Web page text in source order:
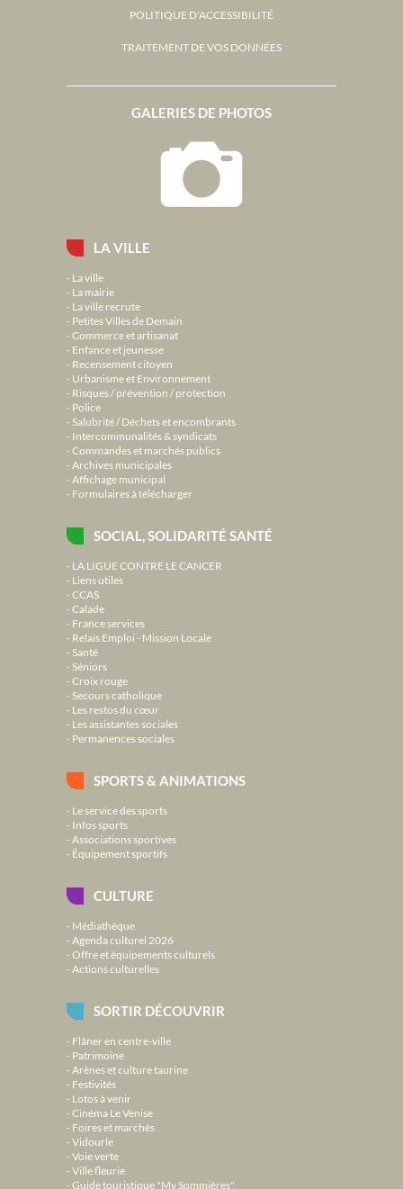
LA VILLE
La ville
La mairie
La ville recrute
Petites Villes de Demain
Commerce et artisanat
Enfance et jeunesse
Recensement citoyen
Urbanisme et Environnement
Risques / prévention / protection
Police
Salubrité / Déchets et encombrants
Intercommunalités & syndicats
Commandes et marchés publics
Archives municipales
Affichage municipal
Formulaires à télécharger
SOCIAL, SOLIDARITÉ SANTÉ
LA LIGUE CONTRE LE CANCER
Liens utiles
CCAS
Calade
France services
Relais Emploi - Mission Locale
Santé
Séniors
Croix rouge
Secours catholique
Les restos du cœur
Les assistantes sociales
Permanences sociales
SPORTS & ANIMATIONS
Le service des sports
Infos sports
Associations sportives
Équipement sportifs
CULTURE
Médiathèque
Agenda culturel 2026
Offre et équipements culturels
Actions culturelles
SORTIR DÉCOUVRIR
Flâner en centre-ville
Patrimoine
Arènes et culture taurine
Festivités
Lotos à venir
Cinéma Le Venise
Foires et marchés
Vidourle
Voie verte
Ville fleurie
Guide touristique "My Sommières"
GALERIES DE PHOTOS
POLITIQUE D'ACCESSIBILITÉ
TRAITEMENT DE VOS DONNÉES